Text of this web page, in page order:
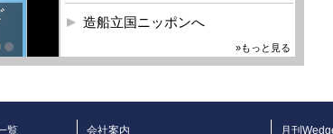
造船立国ニッポンへ
»もっと見る
覧 会社案内 月刊